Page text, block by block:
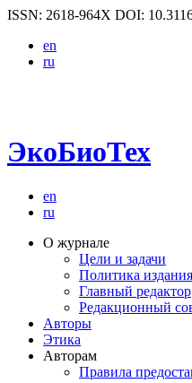
ISSN: 2618-964X DOI:
en
ru
ЭкоБиоТех
en
ru
О журнале
Цели и задачи
Политика издания
Главный редактор
Редакционный
Авторы
Этика
Авторам
Правила